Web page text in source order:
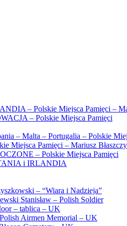
– Polskie Miejsca Pamięci –
– Polskie Miejsca Pamięci
– Malta – Portugalia – Polskie
Miejsca Pamięci – Mariusz
– Polskie Miejsca Pamięci
i IRLANDIA
– “Wiara i Nadzieja”
Stanisław – Polish Soldier
– tablica – UK
Airmen Memorial – UK